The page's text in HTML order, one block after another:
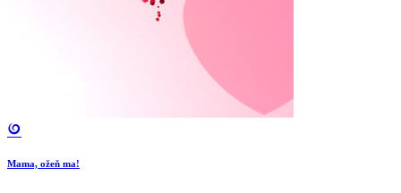
Mama, ožeň ma!